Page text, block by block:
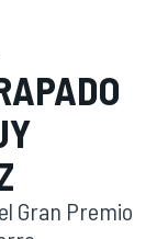
Gran Premio